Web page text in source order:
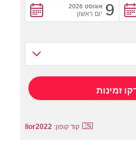
9 אוגוסט 2026
יום ראשון
קוד קופון: lior2022